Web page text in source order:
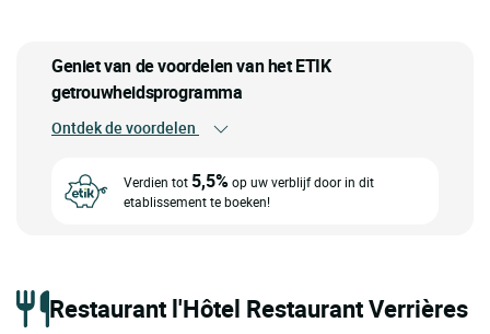
Geniet van de voordelen van het ETIK
getrouwheidsprogramma
Ontdek de voordelen
Verdien tot 5,5%op uw verblijf door in dit
etablissement te boeken!
Restaurant l'Hôtel Restaurant Verrières